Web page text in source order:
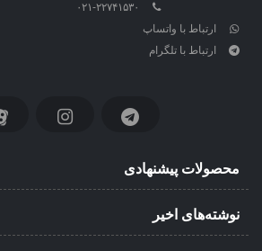
۰۲۱-۲۲۷۴۱۵۳۰
ارتباط با واتساپ
ارتباط با تلگرام
محصولات پیشنهادی
نوشته‌های اخیر